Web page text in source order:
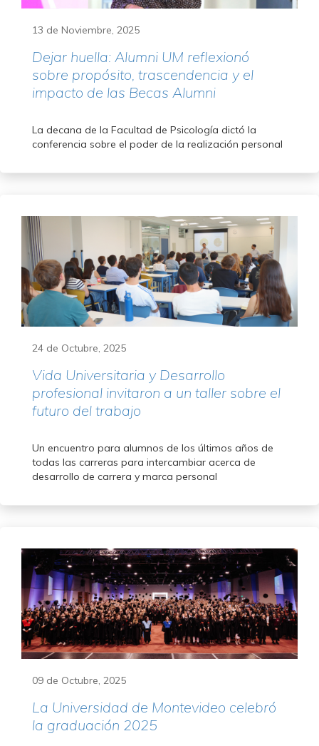
13 de Noviembre, 2025
Dejar huella: Alumni UM reflexionó
sobre propósito, trascendencia y el
impacto de las Becas Alumni
La decana de la Facultad de Psicología dictó la
conferencia sobre el poder de la realización personal
24 de Octubre, 2025
Vida Universitaria y Desarrollo
profesional invitaron a un taller sobre el
futuro del trabajo
Un encuentro para alumnos de los últimos años de
todas las carreras para intercambiar acerca de
desarrollo de carrera y marca personal
09 de Octubre, 2025
La Universidad de Montevideo celebró
la graduación 2025